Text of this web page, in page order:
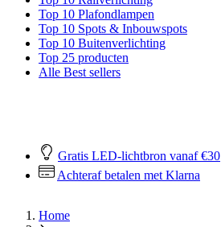
Top 10 Plafondlampen
Top 10 Spots & Inbouwspots
Top 10 Buitenverlichting
Top 25 producten
Alle Best sellers
Gratis LED-lichtbron vanaf €30
Achteraf betalen met Klarna
Home